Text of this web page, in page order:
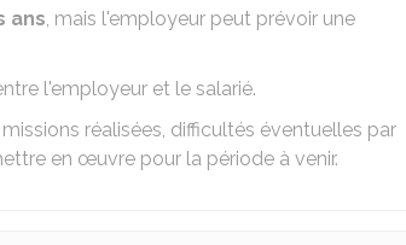
ans, mais l'employeur peut prévoir une
l'employeur et le salarié.
réalisées, difficultés éventuelles par
en œuvre pour la période à venir.